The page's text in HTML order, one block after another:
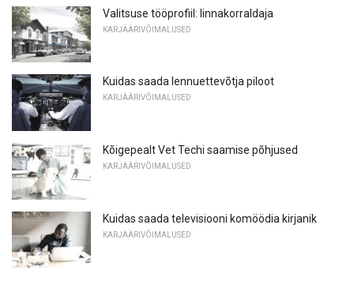
Valitsuse tööprofiil: linnakorraldaja
KARJÄÄRIVÕIMALUSED
Kuidas saada lennuettevõtja piloot
KARJÄÄRIVÕIMALUSED
Kõigepealt Vet Techi saamise põhjused
KARJÄÄRIVÕIMALUSED
Kuidas saada televisiooni komöödia kirjanik
KARJÄÄRIVÕIMALUSED